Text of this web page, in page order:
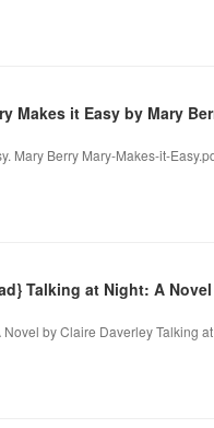
Makes it Easy by Mary
Mary Berry Mary-Makes-it-
Talking at Night: A
Novel by Claire Daverley Talking